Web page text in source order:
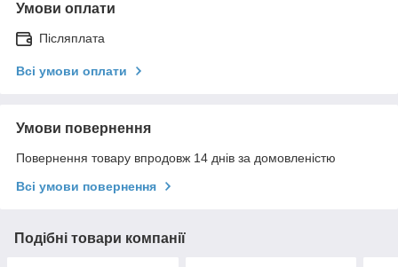
Умови оплати
Післяплата
Всі умови оплати
Умови повернення
Повернення товару впродовж 14 днів за домовленістю
Всі умови повернення
Подібні товари компанії